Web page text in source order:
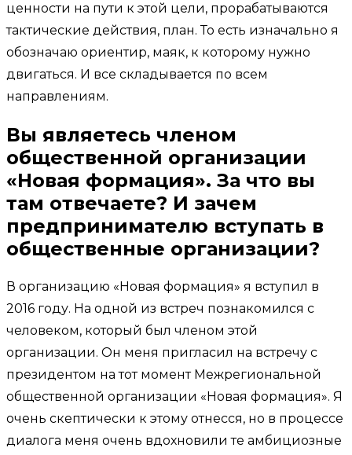
ценности на пути к этой цели, прорабатываются
тактические действия, план. То есть изначально я
обозначаю ориентир, маяк, к которому нужно
двигаться. И все складывается по всем
направлениям.
Вы являетесь членом
общественной организации
«Новая формация». За что вы
там отвечаете? И зачем
предпринимателю вступать в
общественные организации?
В организацию «Новая формация» я вступил в
2016 году. На одной из встреч познакомился с
человеком, который был членом этой
организации. Он меня пригласил на встречу с
президентом на тот момент Межрегиональной
общественной организации «Новая формация». Я
очень скептически к этому отнесся, но в процессе
диалога меня очень вдохновили те амбициозные